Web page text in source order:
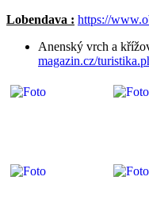
Lobendava : https://
Anenský vrch a
magazin.cz/